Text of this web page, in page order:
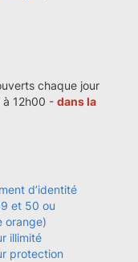
chaque jour
12h00 - dans la
d’identité
et 50 ou
orange)
illimité
protection